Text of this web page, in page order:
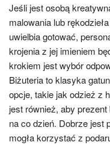
Jeśli jest osobą
malowania lub
uwielbia gotować,
krojenia z jej imieniem
krokiem jest wybór
Biżuteria to klasyka
opcje, takie jak odzież z
jest również, aby
na co dzień. Dobrze jest
mogła korzystać z